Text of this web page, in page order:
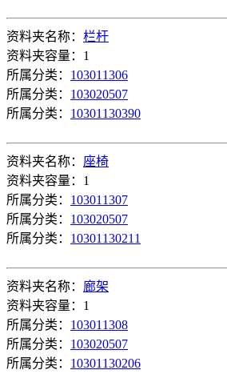
资料夹名称： 栏杆
资料夹容量：1
所属分类： 103011306
所属分类： 103020507
所属分类： 10301130390
资料夹名称： 座椅
资料夹容量：1
所属分类： 103011307
所属分类： 103020507
所属分类： 10301130211
资料夹名称： 廊架
资料夹容量：1
所属分类： 103011308
所属分类： 103020507
所属分类： 10301130206